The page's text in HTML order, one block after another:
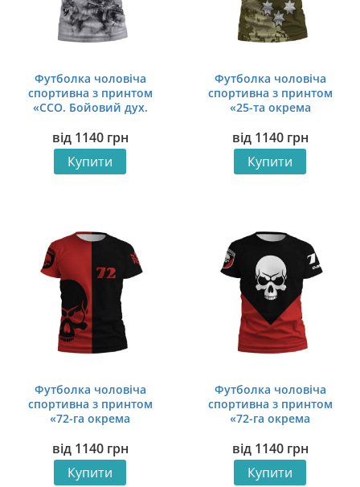
Футболка чоловіча
спортивна з принтом
«ССО. Бойовий дух.
від 1140 грн
Купити
Футболка чоловіча
спортивна з принтом
«25-та окрема
бригада. Орлиний дух.
Eagle Spirit»
від 1140 грн
Купити
Футболка чоловіча
спортивна з принтом
«72-га окрема
Символ Опору. Symbol of
Resistance»
від 1140 грн
Купити
Футболка чоловіча
спортивна з принтом
«72-га окрема
Бойова Відданість.
Combat Devotion»
від 1140 грн
Купити